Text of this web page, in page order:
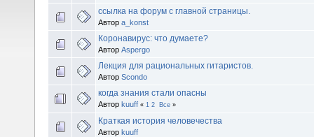
ссылка на форум с главной страницы.
Автор a_konst
Коронавирус: что думаете?
Автор Aspergo
Лекция для рациональных гитаристов.
Автор Scondo
когда знания стали опасны
Автор kuuff « 1 2 Все »
Краткая история человечества
Автор kuuff